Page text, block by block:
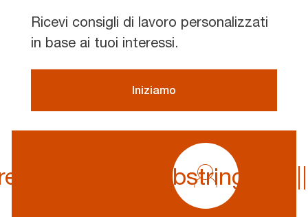
Ricevi consigli di lavoro personalizzati
in base ai tuoi interessi.
Iniziamo
profile
icon
${preferredName